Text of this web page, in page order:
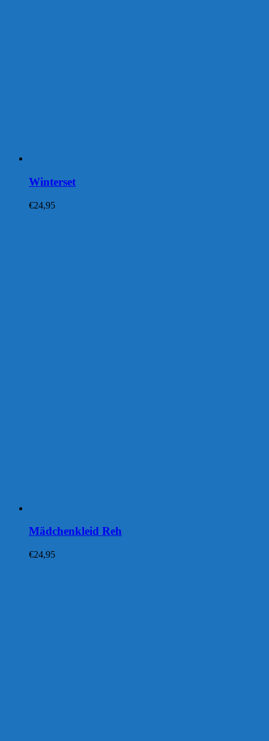
Winterset
€24,95
Mädchenkleid Reh
€24,95